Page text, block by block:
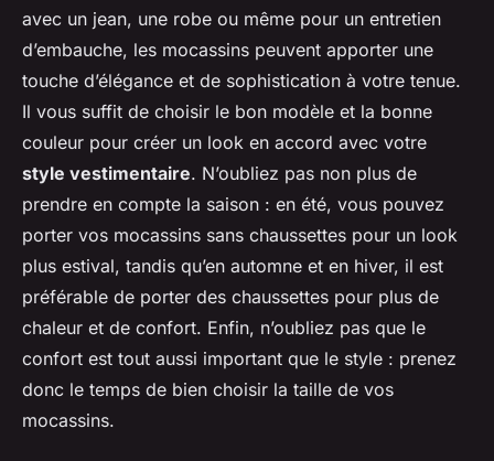
avec un jean, une robe ou même pour un entretien
d’embauche, les mocassins peuvent apporter une
touche d’élégance et de sophistication à votre tenue.
Il vous suffit de choisir le bon modèle et la bonne
couleur pour créer un look en accord avec votre
style vestimentaire. N’oubliez pas non plus de
prendre en compte la saison : en été, vous pouvez
porter vos mocassins sans chaussettes pour un look
plus estival, tandis qu’en automne et en hiver, il est
préférable de porter des chaussettes pour plus de
chaleur et de confort. Enfin, n’oubliez pas que le
confort est tout aussi important que le style : prenez
donc le temps de bien choisir la taille de vos
mocassins.